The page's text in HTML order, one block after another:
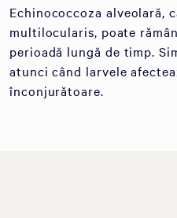
Echinococcoza alveolară,
multilocularis, poate
perioadă lungă de timp.
atunci când larvele
înconjurătoare.